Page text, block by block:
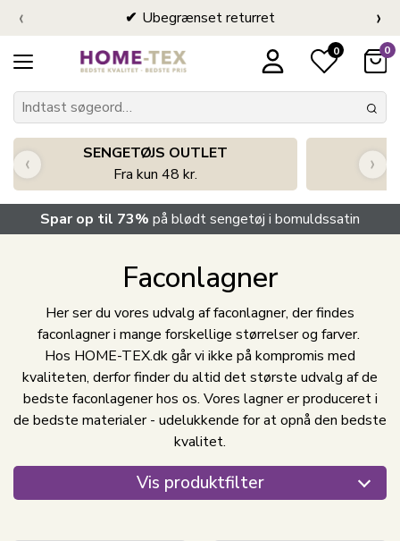
Ubegrænset returret
‹ ›
0 0
SENGETØJS OUTLET
Fra kun 48 kr.
‹ ›
Spar op til 73% på blødt sengetøj i bomuldssatin
Faconlagner
Her ser du vores udvalg af faconlagner, der findes
faconlagner i mange forskellige størrelser og farver.
Hos HOME-TEX.dk går vi ikke på kompromis med
kvaliteten, derfor finder du altid det største udvalg af de
bedste faconlagener hos os. Vores lagner er produceret i
de bedste materialer - udelukkende for at opnå den bedste
kvalitet.
Vis produktfilter